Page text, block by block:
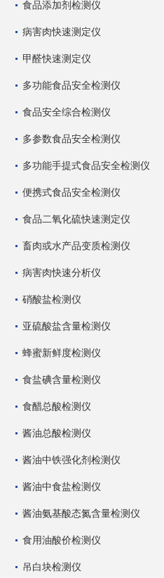
食品添加剂检测仪
病害肉快速测定仪
甲醛快速测定仪
多功能食品安全检测仪
食品安全综合检测仪
多参数食品安全检测仪
多功能手提式食品安全检测仪
便携式食品安全检测仪
食品二氧化硫快速测定仪
畜肉或水产品变质检测仪
病害肉快速分析仪
硝酸盐检测仪
亚硫酸盐含量检测仪
蜂蜜新鲜度检测仪
食盐碘含量检测仪
食醋总酸检测仪
酱油总酸检测仪
酱油中铁强化剂检测仪
酱油中食盐检测仪
酱油氨基酸态氮含量检测仪
食用油酸价检测仪
吊白块检测仪